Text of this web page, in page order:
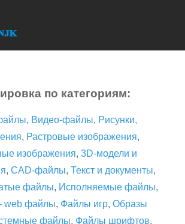
по категориям:
, Видео-файлы, Рисунки,
, Растровые изображения,
изображения, 3D-модели и
, CAD-файлы, Текст и документы,
файлы, Исполняемые файлы,
web файлы, Файлы игр, Образы
файлы, Файлы шрифтов,